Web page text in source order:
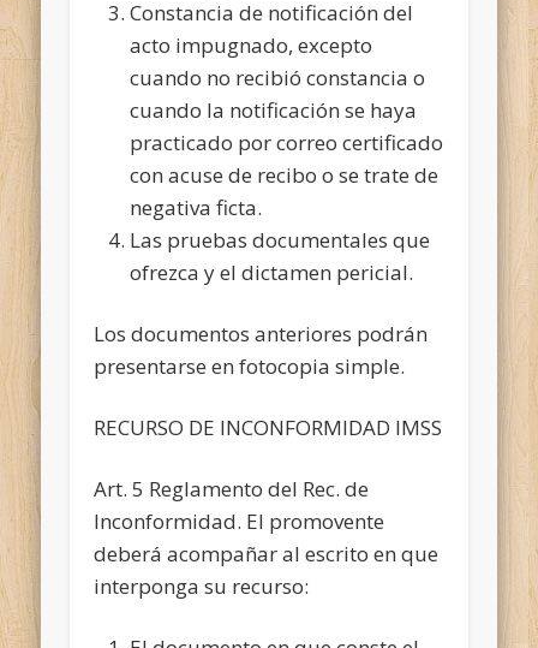
Constancia de notificación del
acto impugnado, excepto
cuando no recibió constancia o
cuando la notificación se haya
practicado por correo certificado
con acuse de recibo o se trate de
negativa ficta.
Las pruebas documentales que
ofrezca y el dictamen pericial.
Los documentos anteriores podrán
presentarse en fotocopia simple.
RECURSO DE INCONFORMIDAD IMSS
Art. 5 Reglamento del Rec. de
Inconformidad. El promovente
deberá acompañar al escrito en que
interponga su recurso: